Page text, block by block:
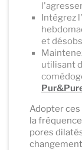
Intégrez
et
utilisant
Adopter
la
pores